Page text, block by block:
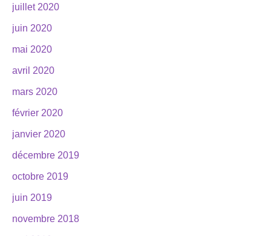
juillet 2020
juin 2020
mai 2020
avril 2020
mars 2020
février 2020
janvier 2020
décembre 2019
octobre 2019
juin 2019
novembre 2018